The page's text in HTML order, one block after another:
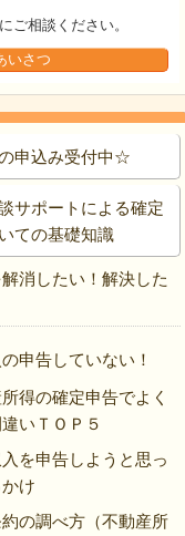
ご相談ください。
いさつ
申込み受付中☆
サポートによる確定
ての基礎知識
消したい！解決した
申告していない！
得の確定申告でよく
いＴＯＰ５
を申告しようと思っ
け
の調べ方（不動産所